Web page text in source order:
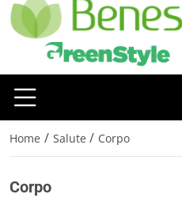
Home / Salute / Corpo
Corpo